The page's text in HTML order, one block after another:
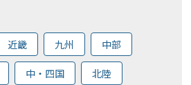
近畿 九州 中部
中・四国 北陸